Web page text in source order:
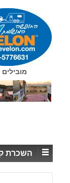
SKIP
MAIN
CONTENT
השכרת